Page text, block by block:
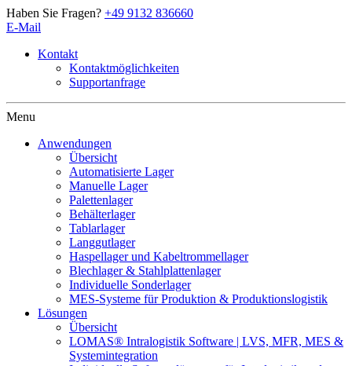
Haben Sie Fragen? +49 9132 836660
E-Mail
Kontakt
Kontaktmöglichkeiten
Supportanfrage
Artschwager + Kohl – Intralogistik Software, zur Startseite
Menu
Anwendungen
Übersicht
Automatisierte Lager
Manuelle Lager
Palettenlager
Behälterlager
Tablarlager
Langgutlager
Haspellager und Kabeltrommellager
Blechlager & Stahlplattenlager
Individuelle Sonderlager
MES-Systeme für Produktion & Produktionslogistik
Lösungen
Übersicht
LOMAS® Intralogistik Software | LVS, MFR, MES &
Systemintegration